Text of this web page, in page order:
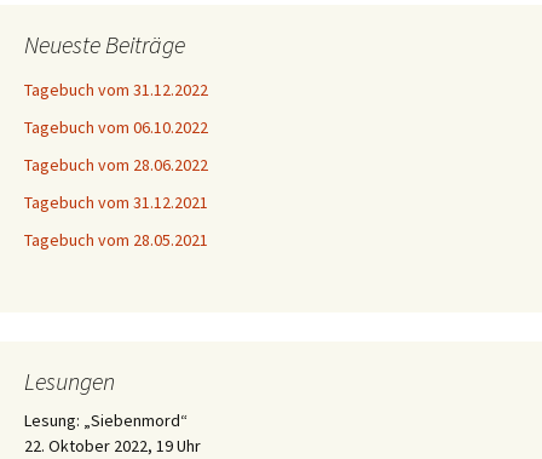
Neueste Beiträge
Tagebuch vom 31.12.2022
Tagebuch vom 06.10.2022
Tagebuch vom 28.06.2022
Tagebuch vom 31.12.2021
Tagebuch vom 28.05.2021
Lesungen
Lesung: „Siebenmord“
22. Oktober 2022, 19 Uhr